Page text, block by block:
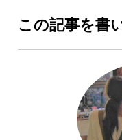
この記事を書